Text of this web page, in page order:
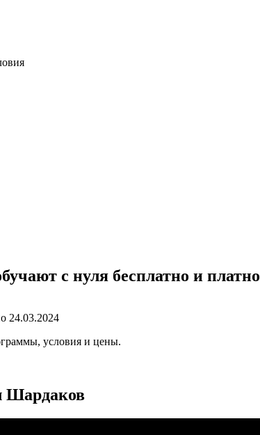
с нуля бесплатно и платно
24.03.2024
условия и цены.
Шардаков